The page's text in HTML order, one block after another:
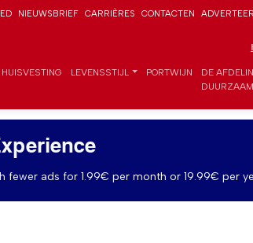
NIEUWSBRIEF CARRIÈRES CONTACTEN ADVERTEER
HUISVESTING LEVENSSTIJL PORTWIJN
DE
fewer ads for 1.99€ per month or 19.99€ per